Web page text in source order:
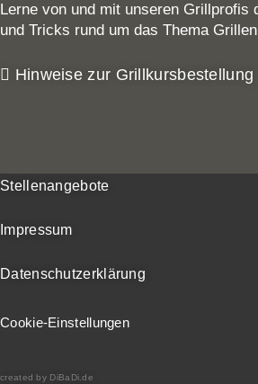
Lerne von und mit unseren Grillprofis
und Tricks rund um das Thema
Hinweise zur Grillkursbestellung
Stellenangebote
Impressum
Datenschutzerklärung
Cookie-Einstellungen
created by DiBaDi.de